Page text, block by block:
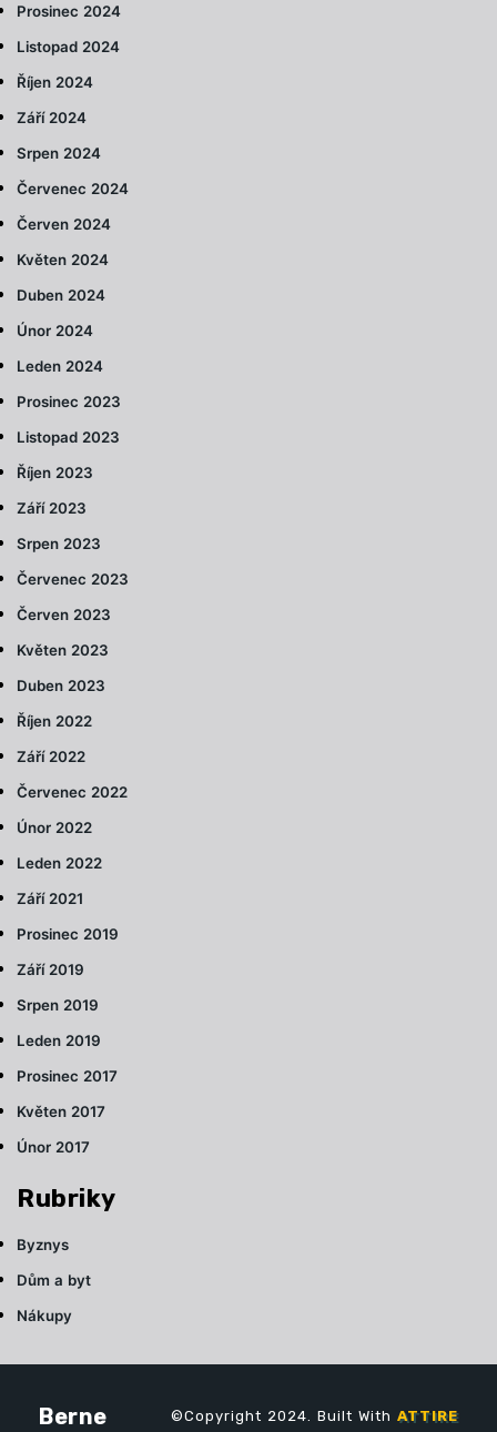
Prosinec 2024
Listopad 2024
Říjen 2024
Září 2024
Srpen 2024
Červenec 2024
Červen 2024
Květen 2024
Duben 2024
Únor 2024
Leden 2024
Prosinec 2023
Listopad 2023
Říjen 2023
Září 2023
Srpen 2023
Červenec 2023
Červen 2023
Květen 2023
Duben 2023
Říjen 2022
Září 2022
Červenec 2022
Únor 2022
Leden 2022
Září 2021
Prosinec 2019
Září 2019
Srpen 2019
Leden 2019
Prosinec 2017
Květen 2017
Únor 2017
Rubriky
Byznys
Dům a byt
Nákupy
Berne ©Copyright 2024. Built With ATTIRE